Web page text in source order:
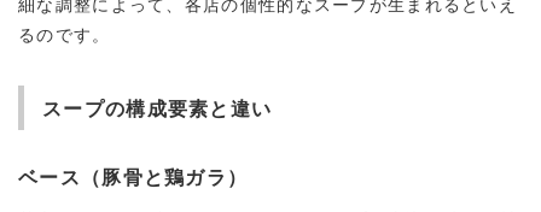
るのです。
スープの構成要素と違い
ベース（豚骨と鶏ガラ）